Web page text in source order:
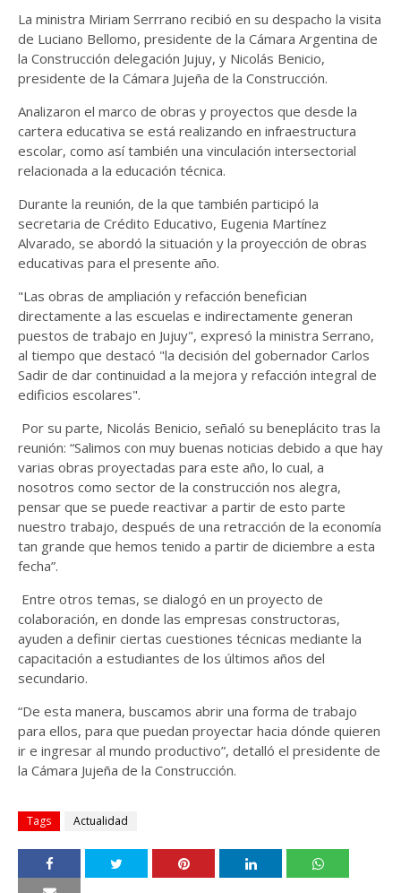
La ministra Miriam Serrrano recibió en su despacho la visita
de Luciano Bellomo, presidente de la Cámara Argentina de
la Construcción delegación Jujuy, y Nicolás Benicio,
presidente de la Cámara Jujeña de la Construcción.
Analizaron el marco de obras y proyectos que desde la
cartera educativa se está realizando en infraestructura
escolar, como así también una vinculación intersectorial
relacionada a la educación técnica.
Durante la reunión, de la que también participó la
secretaria de Crédito Educativo, Eugenia Martínez
Alvarado, se abordó la situación y la proyección de obras
educativas para el presente año.
"Las obras de ampliación y refacción benefician
directamente a las escuelas e indirectamente generan
puestos de trabajo en Jujuy", expresó la ministra Serrano,
al tiempo que destacó "la decisión del gobernador Carlos
Sadir de dar continuidad a la mejora y refacción integral de
edificios escolares".
Por su parte, Nicolás Benicio, señaló su beneplácito tras la
reunión: “Salimos con muy buenas noticias debido a que hay
varias obras proyectadas para este año, lo cual, a
nosotros como sector de la construcción nos alegra,
pensar que se puede reactivar a partir de esto parte
nuestro trabajo, después de una retracción de la economía
tan grande que hemos tenido a partir de diciembre a esta
fecha”.
Entre otros temas, se dialogó en un proyecto de
colaboración, en donde las empresas constructoras,
ayuden a definir ciertas cuestiones técnicas mediante la
capacitación a estudiantes de los últimos años del
secundario.
“De esta manera, buscamos abrir una forma de trabajo
para ellos, para que puedan proyectar hacia dónde quieren
ir e ingresar al mundo productivo”, detalló el presidente de
la Cámara Jujeña de la Construcción.
Tags Actualidad